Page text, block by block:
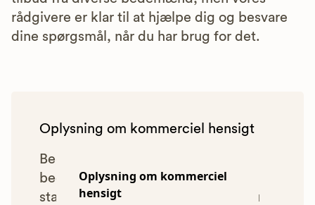
Oplysning om kommerciel
hensigt
rådgivere er klar til at hjælpe dig og besvare
dine spørgsmål, når du har brug for det.
Oplysning om kommerciel hensigt
Begravelsesguiden anbefaler kun
bedemænd, der lever op til vores
statistiske pris- og kvalitetskrav. Du